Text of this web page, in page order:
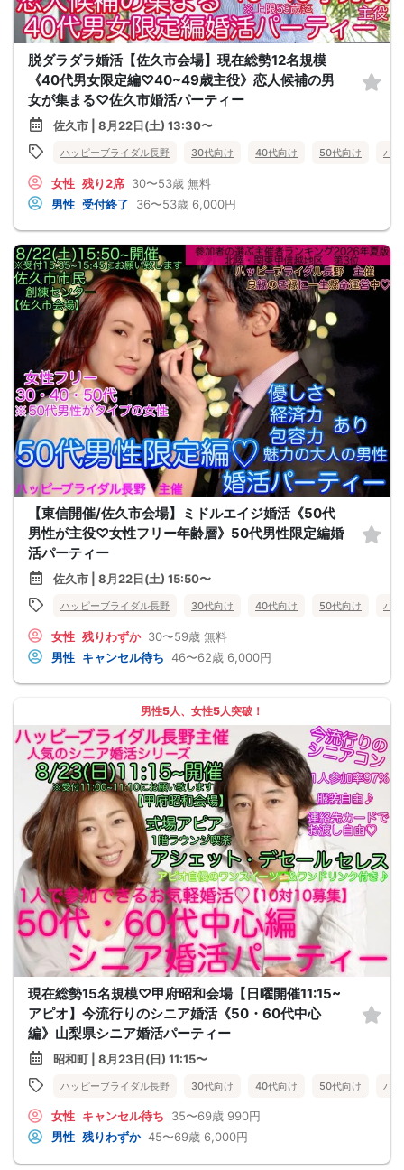
脱ダラダラ婚活【佐久市会場】現在総勢12名規模
《40代男女限定編♡40~49歳主役》恋人候補の男
女が集まる♡佐久市婚活パーティー
佐久市 | 8月22日(土) 13:30〜
ハッピーブライダル長野 30代向け 40代向け 50代向け バ
女性 残り2席 30〜53歳 無料
男性 受付終了 36〜53歳 6,000円
【東信開催/佐久市会場】ミドルエイジ婚活《50代
男性が主役♡女性フリー年齢層》50代男性限定編婚
活パーティー
佐久市 | 8月22日(土) 15:50〜
ハッピーブライダル長野 30代向け 40代向け 50代向け バ
女性 残りわずか 30〜59歳 無料
男性 キャンセル待ち 46〜62歳 6,000円
男性5人、女性5人突破！
現在総勢15名規模♡甲府昭和会場【日曜開催11:15~
アピオ】今流行りのシニア婚活《50・60代中心
編》山梨県シニア婚活パーティー
昭和町 | 8月23日(日) 11:15〜
ハッピーブライダル長野 30代向け 40代向け 50代向け バ
女性 キャンセル待ち 35〜69歳 990円
男性 残りわずか 45〜69歳 6,000円